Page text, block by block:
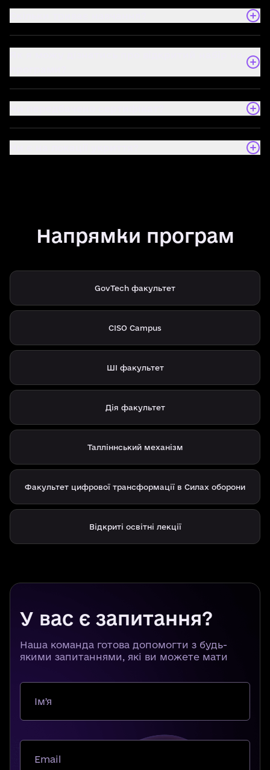
Напрямки програм
GovTech факультет
CISO Campus
ШІ факультет
Дія факультет
Талліннський механізм
Факультет цифрової трансформації в Силах оборони
Відкриті освітні лекції
У вас є запитання?
Наша команда готова допомогти з будь-
якими запитаннями, які ви можете мати
Імʼя
Email